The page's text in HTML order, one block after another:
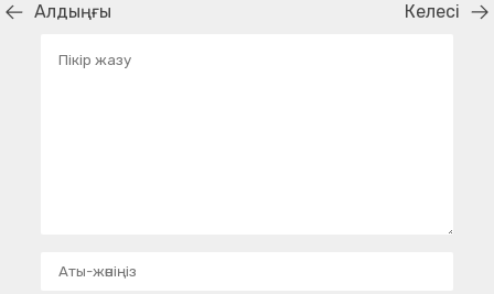
Алдыңғы Келесі